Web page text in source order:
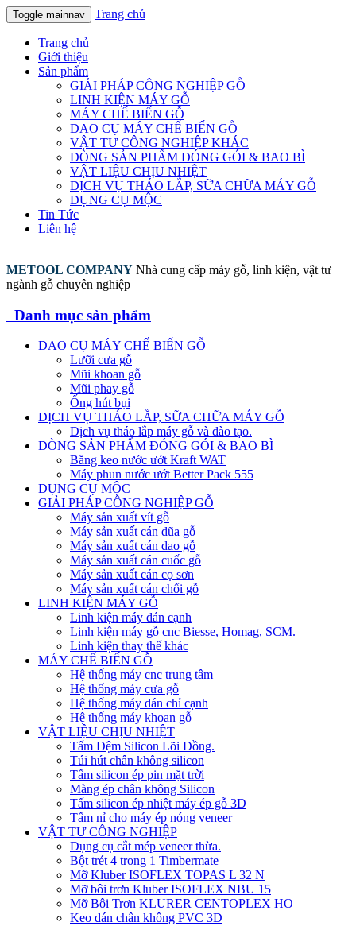
Toggle mainnav Trang chủ
Trang chủ
Giới thiệu
Sản phẩm
GIẢI PHÁP CÔNG NGHIỆP GỖ
LINH KIỆN MÁY GỖ
MÁY CHẾ BIẾN GỖ
DAO CỤ MÁY CHẾ BIẾN GỖ
VẬT TƯ CÔNG NGHIỆP KHÁC
DÒNG SẢN PHẨM ĐÓNG GÓI & BAO BÌ
VẬT LIỆU CHỊU NHIỆT
DỊCH VỤ THÁO LẮP, SỮA CHỮA MÁY GỖ
DỤNG CỤ MỘC
Tin Tức
Liên hệ
METOOL COMPANY Nhà cung cấp máy gỗ, linh kiện, vật tư
ngành gỗ chuyên nghiệp
Danh mục sản phẩm
DAO CỤ MÁY CHẾ BIẾN GỖ
Lưỡi cưa gỗ
Mũi khoan gỗ
Mũi phay gỗ
Ống hút bụi
DỊCH VỤ THÁO LẮP, SỮA CHỮA MÁY GỖ
Dịch vụ tháo lắp máy gỗ và đào tạo.
DÒNG SẢN PHẨM ĐÓNG GÓI & BAO BÌ
Băng keo nước ướt Kraft WAT
Máy phun nước ướt Better Pack 555
DỤNG CỤ MỘC
GIẢI PHÁP CÔNG NGHIỆP GỖ
Máy sản xuất vít gỗ
Máy sản xuất cán dũa gỗ
Máy sản xuất cán dao gỗ
Máy sản xuất cán cuốc gỗ
Máy sản xuất cán cọ sơn
Máy sản xuất cán chổi gỗ
LINH KIỆN MÁY GỖ
Linh kiện máy dán cạnh
Linh kiện máy gỗ cnc Biesse, Homag, SCM.
Linh kiện thay thế khác
MÁY CHẾ BIẾN GỖ
Hệ thống máy cnc trung tâm
Hệ thống máy cưa gỗ
Hệ thống máy dán chỉ cạnh
Hệ thống máy khoan gỗ
VẬT LIỆU CHỊU NHIỆT
Tấm Đệm Silicon Lõi Đồng.
Túi hút chân không silicon
Tấm silicon ép pin mặt trời
Màng ép chân không Silicon
Tấm silicon ép nhiệt máy ép gỗ 3D
Tấm nỉ cho máy ép nóng veneer
VẬT TƯ CÔNG NGHIỆP
Dụng cụ cắt mép veneer thừa.
Bột trét 4 trong 1 Timbermate
Mỡ Kluber ISOFLEX TOPAS L 32 N
Mỡ bôi trơn Kluber ISOFLEX NBU 15
Mỡ Bôi Trơn KLURER CENTOPLEX HO
Keo dán chân không PVC 3D